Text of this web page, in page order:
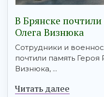
В Брянске
Олега Визнюка
Сотрудники и
почтили память
Визнюка, ...
Читать далее